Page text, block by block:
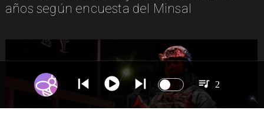
años según encuesta del Minsal
2